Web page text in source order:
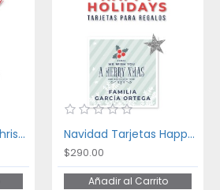
Navidad Tarjetas Christmas Family Navidad Tarjetas Happy Holidays
$290.00
Añadir al Carrito